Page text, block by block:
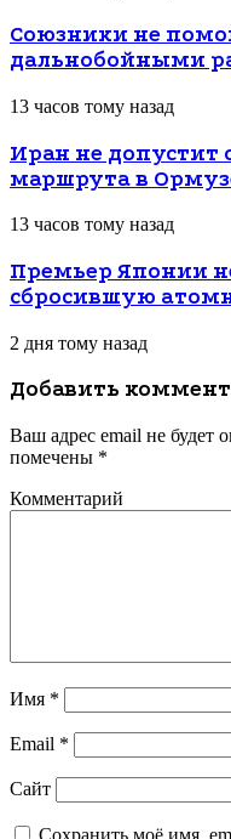
Союзники не
дальнобойными
13 часов тому назад
Иран не допустит
маршрута в
13 часов тому назад
Премьер Японии
сбросившую
2 дня тому назад
Добавить
Ваш адрес email не будет
помечены *
Комментарий
Имя *
Email *
Сайт